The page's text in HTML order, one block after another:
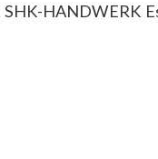
HANDWERK